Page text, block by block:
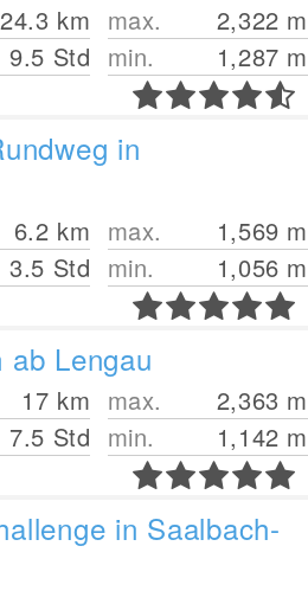
24.3 km
9.5 Std
max. 2,322 m
min.
1,287 m
in
6.2 km
3.5 Std
max. 1,569 m
min.
1,056 m
Lengau
17 km
7.5 Std
max. 2,363 m
min.
1,142 m
in Saalbach-